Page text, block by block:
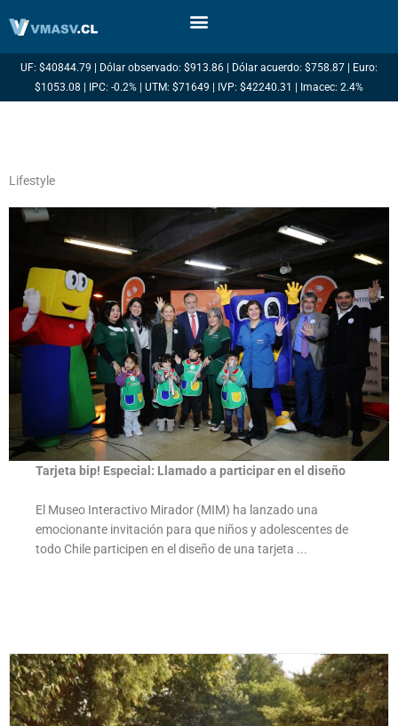
UF: $40844.79 | Dólar observado: $913.86 | Dólar acuerdo: $758.87 | Euro:
$1053.08 | IPC: -0.2% | UTM: $71649 | IVP: $42240.31 | Imacec: 2.4%
Lifestyle
Tarjeta bip! Especial: Llamado a participar en el diseño
El Museo Interactivo Mirador (MIM) ha lanzado una
emocionante invitación para que niños y adolescentes de
todo Chile participen en el diseño de una tarjeta ...